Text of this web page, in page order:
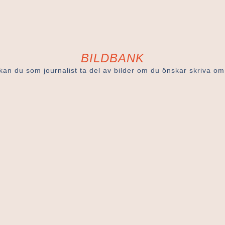
BILDBANK
du som journalist ta del av bilder om du önskar skriva